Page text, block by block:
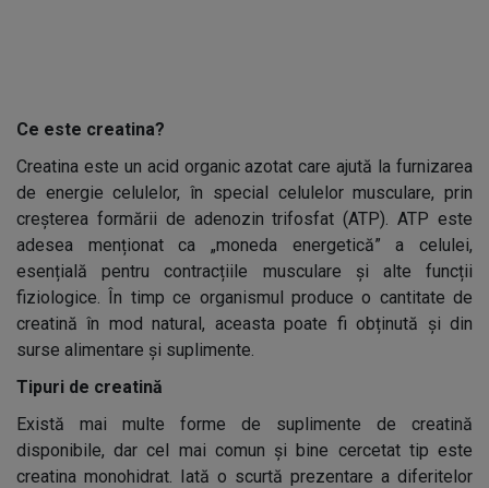
Ce este creatina?
Creatina este un acid organic azotat care ajută la furnizarea
de energie celulelor, în special celulelor musculare, prin
creșterea formării de adenozin trifosfat (ATP). ATP este
adesea menționat ca „moneda energetică” a celulei,
esențială pentru contracțiile musculare și alte funcții
fiziologice. În timp ce organismul produce o cantitate de
creatină în mod natural, aceasta poate fi obținută și din
surse alimentare și suplimente.
Tipuri de creatină
Există mai multe forme de suplimente de creatină
disponibile, dar cel mai comun și bine cercetat tip este
creatina monohidrat. Iată o scurtă prezentare a diferitelor